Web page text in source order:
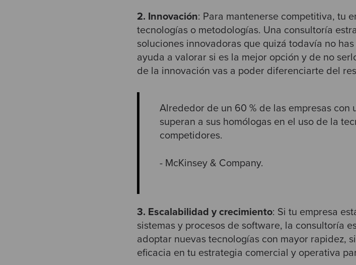
2. Innovación: Para mantenerse competitiva, tu
tecnologías o metodologías. Una consultoría
soluciones innovadoras que quizá todavía no
ayuda a valorar si es la mejor opción y de no
de la innovación vas a poder diferenciarte del
Alrededor de un 60 % de las empresas
superan a sus homólogas en el uso de la
competidores.
- McKinsey & Company.
3. Escalabilidad y crecimiento: Si tu empresa
sistemas y procesos de software, la consultoría
adoptar nuevas tecnologías con mayor rapidez,
eficacia en tu estrategia comercial y operativa